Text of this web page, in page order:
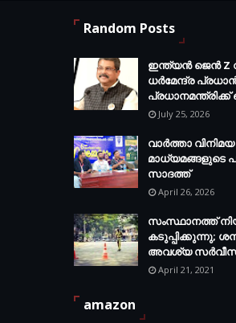
Random Posts
ഇന്ത്യൻ ജെൻ Z
ധർമേന്ദ്ര
July 25, 2026
വാർത്താ
മാധ്യമങ്ങളുടെ
സാദത്ത്
April 26, 2026
സംസ്ഥാനത്ത്
കടുപ്പിക്കുന്നു;
അവശ്യ
April 21, 2021
amazon